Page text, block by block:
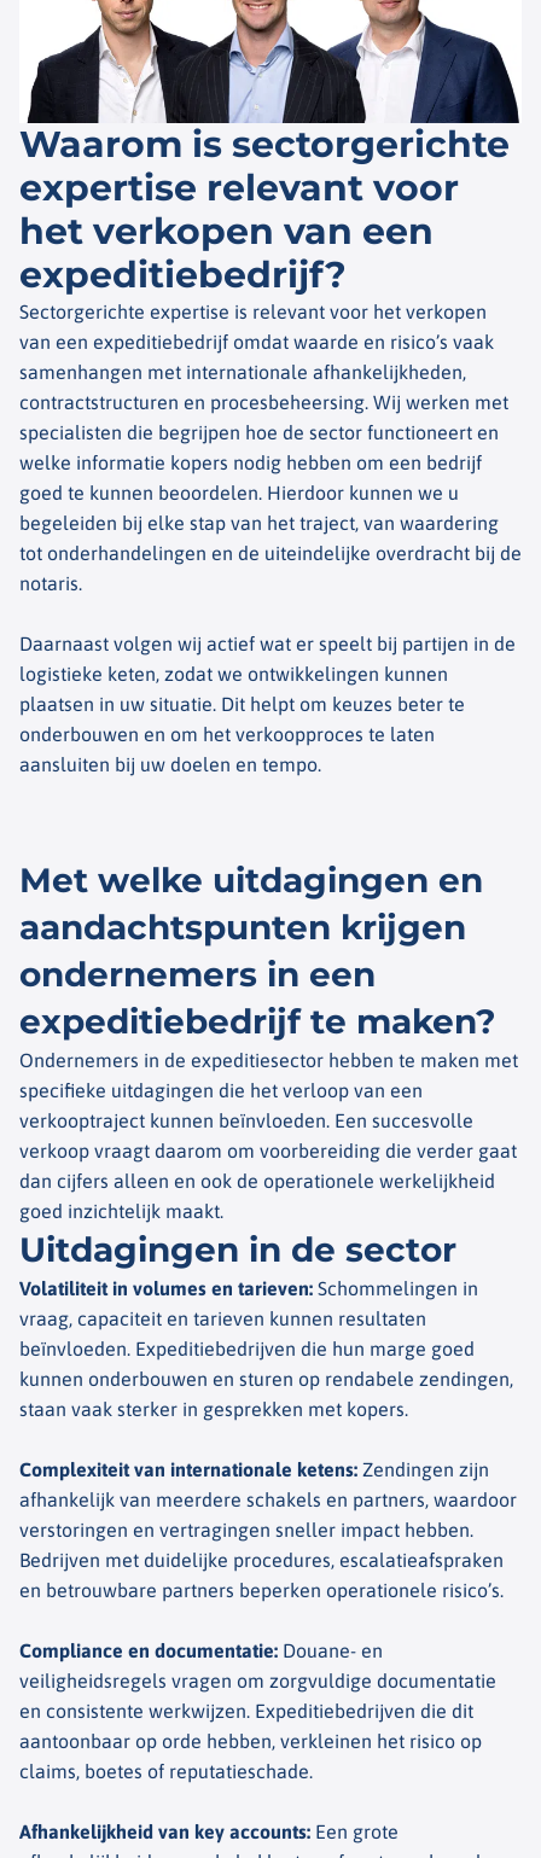
Waarom is sectorgerichte
expertise relevant voor
het verkopen van een
expeditiebedrijf?
Sectorgerichte expertise is relevant voor het verkopen
van een expeditiebedrijf omdat waarde en risico’s vaak
samenhangen met internationale afhankelijkheden,
contractstructuren en procesbeheersing. Wij werken met
specialisten die begrijpen hoe de sector functioneert en
welke informatie kopers nodig hebben om een bedrijf
goed te kunnen beoordelen. Hierdoor kunnen we u
begeleiden bij elke stap van het traject, van waardering
tot onderhandelingen en de uiteindelijke overdracht bij de
notaris.
Daarnaast volgen wij actief wat er speelt bij partijen in de
logistieke keten, zodat we ontwikkelingen kunnen
plaatsen in uw situatie. Dit helpt om keuzes beter te
onderbouwen en om het verkoopproces te laten
aansluiten bij uw doelen en tempo.
Met welke uitdagingen en
aandachtspunten krijgen
ondernemers in een
expeditiebedrijf te maken?
Ondernemers in de expeditiesector hebben te maken met
specifieke uitdagingen die het verloop van een
verkooptraject kunnen beïnvloeden. Een succesvolle
verkoop vraagt daarom om voorbereiding die verder gaat
dan cijfers alleen en ook de operationele werkelijkheid
goed inzichtelijk maakt.
Uitdagingen in de sector​
Volatiliteit in volumes en tarieven: Schommelingen in
vraag, capaciteit en tarieven kunnen resultaten
beïnvloeden. Expeditiebedrijven die hun marge goed
kunnen onderbouwen en sturen op rendabele zendingen,
staan vaak sterker in gesprekken met kopers.
Complexiteit van internationale ketens: Zendingen zijn
afhankelijk van meerdere schakels en partners, waardoor
verstoringen en vertragingen sneller impact hebben.
Bedrijven met duidelijke procedures, escalatieafspraken
en betrouwbare partners beperken operationele risico’s.
Compliance en documentatie: Douane- en
veiligheidsregels vragen om zorgvuldige documentatie
en consistente werkwijzen. Expeditiebedrijven die dit
aantoonbaar op orde hebben, verkleinen het risico op
claims, boetes of reputatieschade.
Afhankelijkheid van key accounts: Een grote